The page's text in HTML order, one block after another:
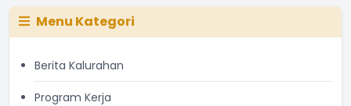
Menu Kategori
Berita Kalurahan
Program Kerja